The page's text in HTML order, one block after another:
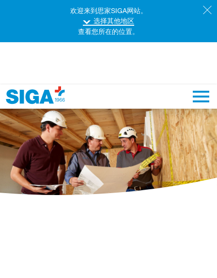
主导
欢迎来到思家SIGA网站。
选择其他地区
查看您所在的位置。